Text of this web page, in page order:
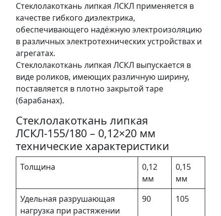
Стеклолакоткань липкая ЛСКЛ применяется в
качестве гибкого диэлектрика,
обеспечивающего надёжную электроизоляцию
в различных электротехнических устройствах и
агрегатах.
Стеклолакоткань липкая ЛСКЛ выпускается в
виде роликов, имеющих различную ширину,
поставляется в плотно закрытой таре
(барабанах).
Стеклолакоткань липкая
ЛСКЛ-155/180 – 0,12×20 мм
технические характеристики
Толщина
0,12
мм
0,15
мм
Удельная разрушающая
нагрузка при растяжении
90 105